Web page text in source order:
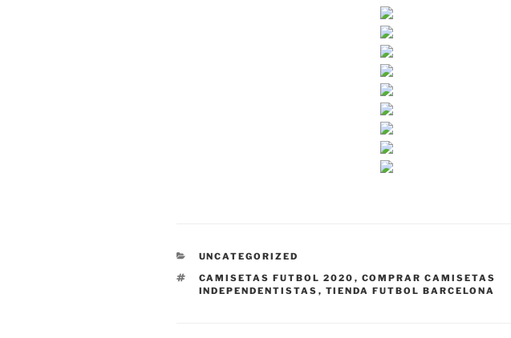
CATEGORÍAS
UNCATEGORIZED
ETIQUETAS
CAMISETAS FUTBOL 2020 , COMPRAR CAMISETAS
INDEPENDENTISTAS , TIENDA FUTBOL BARCELONA